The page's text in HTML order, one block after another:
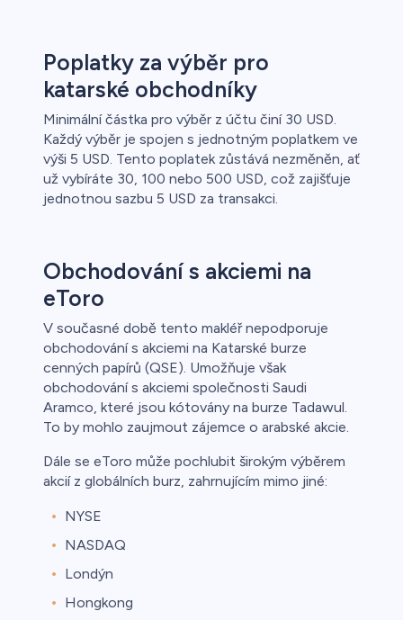
Poplatky za výběr pro
katarské obchodníky
Minimální částka pro výběr z účtu činí 30 USD.
Každý výběr je spojen s jednotným poplatkem ve
výši 5 USD. Tento poplatek zůstává nezměněn, ať
už vybíráte 30, 100 nebo 500 USD, což zajišťuje
jednotnou sazbu 5 USD za transakci.
Obchodování s akciemi na
eToro
V současné době tento makléř nepodporuje
obchodování s akciemi na Katarské burze
cenných papírů (QSE). Umožňuje však
obchodování s akciemi společnosti Saudi
Aramco, které jsou kótovány na burze Tadawul.
To by mohlo zaujmout zájemce o arabské akcie.
Dále se eToro může pochlubit širokým výběrem
akcií z globálních burz, zahrnujícím mimo jiné:
NYSE
NASDAQ
Londýn
Hongkong